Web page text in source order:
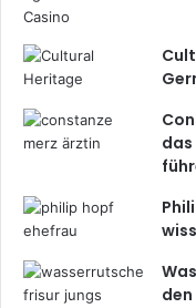
das